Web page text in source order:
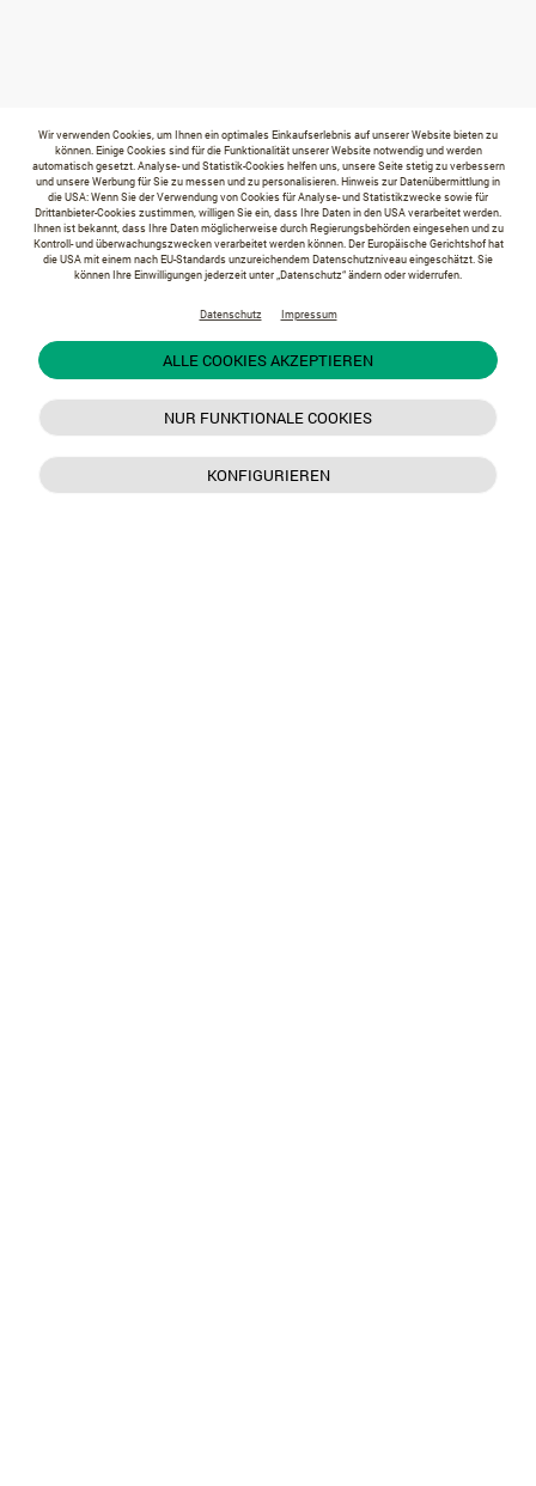
Wir verwenden Cookies, um Ihnen ein optimales Einkaufserlebnis auf unserer Website bieten zu
können. Einige Cookies sind für die Funktionalität unserer Website notwendig und werden
automatisch gesetzt. Analyse- und Statistik-Cookies helfen uns, unsere Seite stetig zu verbessern
und unsere Werbung für Sie zu messen und zu personalisieren. Hinweis zur Datenübermittlung in
die USA: Wenn Sie der Verwendung von Cookies für Analyse- und Statistikzwecke sowie für
Drittanbieter-Cookies zustimmen, willigen Sie ein, dass Ihre Daten in den USA verarbeitet werden.
Ihnen ist bekannt, dass Ihre Daten möglicherweise durch Regierungsbehörden eingesehen und zu
Kontroll- und überwachungszwecken verarbeitet werden können. Der Europäische Gerichtshof hat
die USA mit einem nach EU-Standards unzureichendem Datenschutzniveau eingeschätzt. Sie
können Ihre Einwilligungen jederzeit unter „Datenschutz“ ändern oder widerrufen.
Datenschutz Impressum
ALLE COOKIES AKZEPTIEREN
NUR FUNKTIONALE COOKIES
KONFIGURIEREN